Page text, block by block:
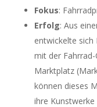
Fokus:
Erfolg: Aus
entwickelte sich
mit der
Marktplatz
können dieses
ihre